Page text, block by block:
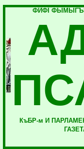
ФИФI
КъБР-м И